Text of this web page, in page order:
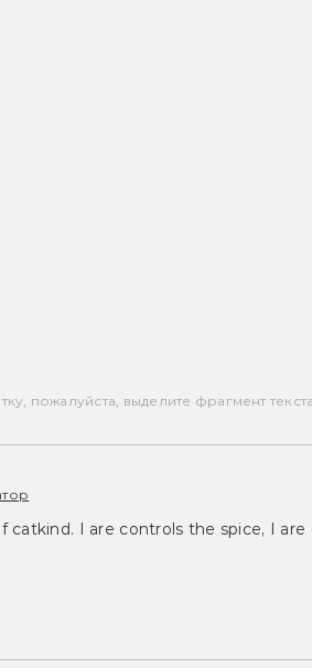
пожалуйста, выделите фрагмент
catkind. I are controls the spice, I